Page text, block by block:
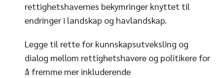
rettighetshavernes bekymringer knyttet til
endringer i landskap og havlandskap.
Legge til rette for kunnskapsutveksling og
dialog mellom rettighetshavere og politikere for
å fremme mer inkluderende